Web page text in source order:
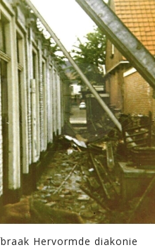
Hervormde diakonie